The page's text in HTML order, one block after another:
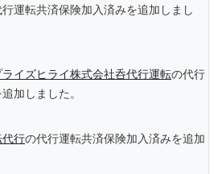
運転共済保険加入済みを追加しまし
イズヒライ株式会社呑代行運転の代行
加しました。
代行の代行運転共済保険加入済みを追加